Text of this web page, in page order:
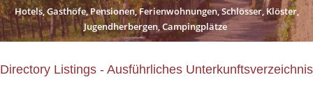
Hotels, Gasthöfe, Pensionen, Ferienwohnungen, Schlösser, Klöster,
Jugendherbergen, Campingplätze
Directory Listings - Ausführliches Unterkunftsverzeichnis